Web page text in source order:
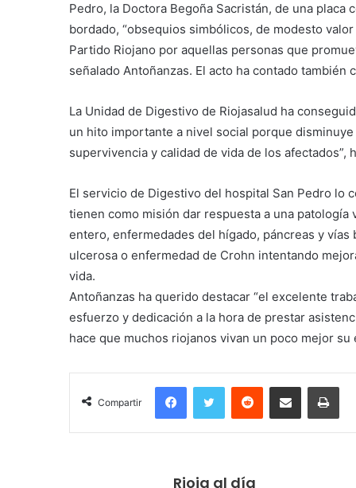
Pedro, la Doctora Begoña Sacristán, de una
bordado, “obsequios simbólicos, de modesto
Partido Riojano por aquellas personas que
señalado Antoñanzas. El acto ha contado
La Unidad de Digestivo de Riojasalud ha
un hito importante a nivel social porque
supervivencia y calidad de vida de los afectados”,
El servicio de Digestivo del hospital San Pedro lo
tienen como misión dar respuesta a una
entero, enfermedades del hígado, páncreas y
ulcerosa o enfermedad de Crohn intentando
vida.
Antoñanzas ha querido destacar “el excelente
esfuerzo y dedicación a la hora de prestar
hace que muchos riojanos vivan un poco mejor
Compartir
Rioja al día